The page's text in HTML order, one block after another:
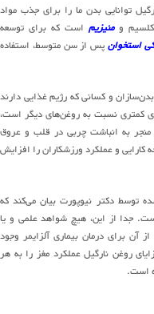
توانایی بدن ما را برای جذب مواد
کلسیم ومنیزیماست که برای توسعه
استخوانپس از سن متوسط، استفاده
و کسانی که رژیم غذایی دارند
کمتری نسبت به روغن‌های دیگر است،
به انباشت چربی در قلب و عروق
و عملکرد ورزشکاران را افزایش
توسط دکتر نیوپورت بیان می‌کند که
جدا از این، هیچ شواهد علمی و یا
آن برای درمان بیماری آلزایمر وجود
روغن نارگیل عملکرد مغز را به هر
است.